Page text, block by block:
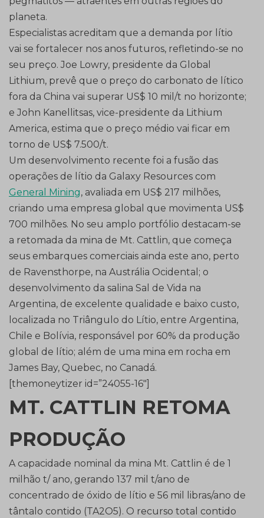
planeta.
Especialistas acreditam que a demanda por lítio
vai se fortalecer nos anos futuros, refletindo-se no
seu preço. Joe Lowry, presidente da Global
Lithium, prevê que o preço do carbonato de lítico
fora da China vai superar US$ 10 mil/t no horizonte;
e John Kanellitsas, vice-presidente da Lithium
America, estima que o preço médio vai ficar em
torno de US$ 7.500/t.
Um desenvolvimento recente foi a fusão das
operações de lítio da Galaxy Resources com
General Mining, avaliada em US$ 217 milhões,
criando uma empresa global que movimenta US$
700 milhões. No seu amplo portfólio destacam-se
a retomada da mina de Mt. Cattlin, que começa
seus embarques comerciais ainda este ano, perto
de Ravensthorpe, na Austrália Ocidental; o
desenvolvimento da salina Sal de Vida na
Argentina, de excelente qualidade e baixo custo,
localizada no Triângulo do Lítio, entre Argentina,
Chile e Bolívia, responsável por 60% da produção
global de lítio; além de uma mina em rocha em
James Bay, Quebec, no Canadá.
[themoneytizer id=”24055-16″]
MT. CATTLIN RETOMA
PRODUÇÃO
A capacidade nominal da mina Mt. Cattlin é de 1
milhão t/ ano, gerando 137 mil t/ano de
concentrado de óxido de lítio e 56 mil libras/ano de
tântalo contido (TA2O5). O recurso total contido